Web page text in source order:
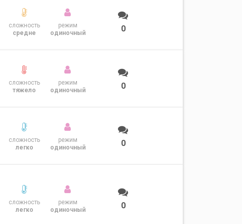
сложность
средне
режим
одиночный
0
сложность
тяжело
режим
одиночный
0
сложность
легко
режим
одиночный
0
сложность
легко
режим
одиночный
0